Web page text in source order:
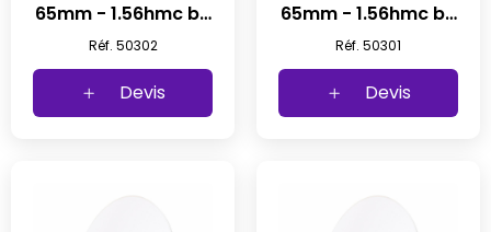
65mm - 1.56hmc b4
(1pc)
Réf. 50302
Devis
65mm - 1.56hmc b4
(1pc)
Réf. 50301
Devis